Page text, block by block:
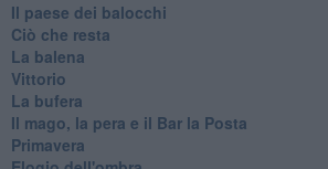
Il paese dei balocchi
Ciò che resta
La balena
Vittorio
La bufera
Il mago, la pera e il Bar la Posta
Primavera